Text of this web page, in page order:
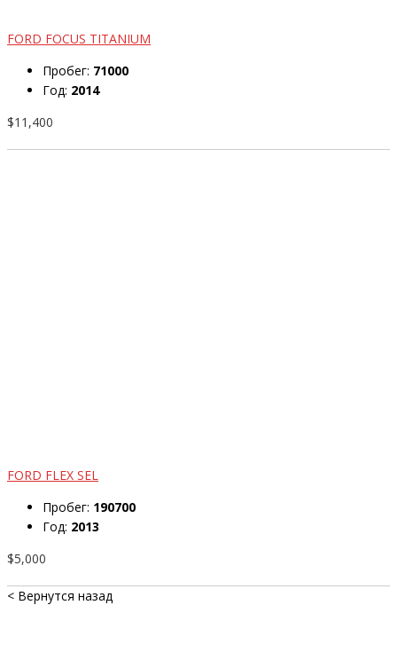
FORD FOCUS TITANIUM
Пробег: 71000
Год: 2014
$11,400
FORD FLEX SEL
Пробег: 190700
Год: 2013
$5,000
< Вернутся назад